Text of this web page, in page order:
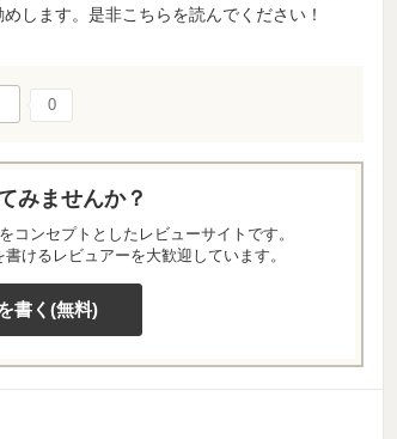
します。是非こちらを読んでください！
0
みませんか？
コンセプトとしたレビューサイトです。
けるレビュアーを大歓迎しています。
書く(無料)